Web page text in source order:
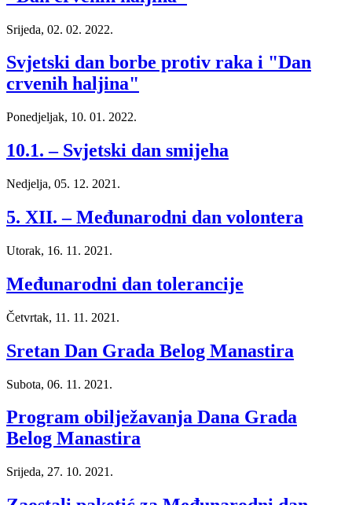
Srijeda, 02. 02. 2022.
Svjetski dan borbe protiv raka i "Dan
crvenih haljina"
Ponedjeljak, 10. 01. 2022.
10.1. – Svjetski dan smijeha
Nedjelja, 05. 12. 2021.
5. XII. – Međunarodni dan volontera
Utorak, 16. 11. 2021.
Međunarodni dan tolerancije
Četvrtak, 11. 11. 2021.
Sretan Dan Grada Belog Manastira
Subota, 06. 11. 2021.
Program obilježavanja Dana Grada
Belog Manastira
Srijeda, 27. 10. 2021.